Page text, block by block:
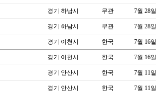
경기 하남시 무관 7월 28일
경기 하남시 무관 7월 28일
경기 이천시 한국 7월 16일
경기 이천시 한국 7월 16일
경기 안산시 한국 7월 11일
경기 안산시 한국 7월 11일